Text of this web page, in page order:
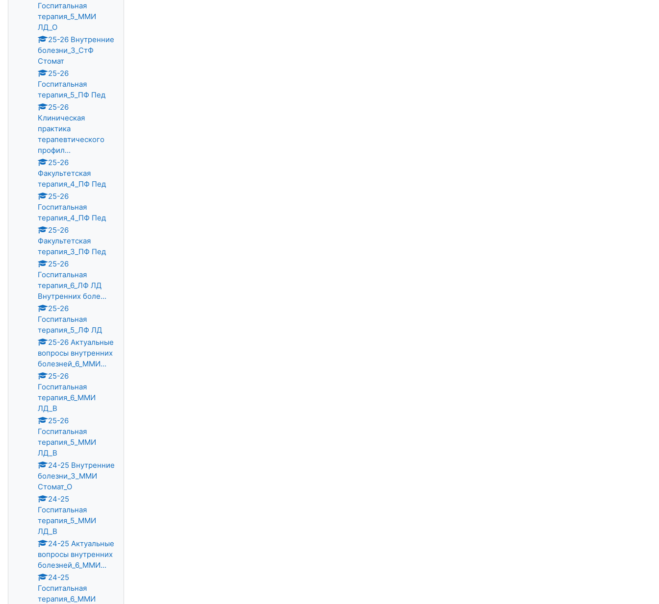
Госпитальная
терапия_5_ММИ
ЛД_О
25-26 Внутренние
болезни_3_СтФ
Стомат
25-26
Госпитальная
терапия_5_ПФ Пед
25-26
Клиническая
практика
терапевтического
профил...
25-26
Факультетская
терапия_4_ПФ Пед
25-26
Госпитальная
терапия_4_ПФ Пед
25-26
Факультетская
терапия_3_ПФ Пед
25-26
Госпитальная
терапия_6_ЛФ ЛД
Внутренних боле...
25-26
Госпитальная
терапия_5_ЛФ ЛД
25-26 Актуальные
вопросы внутренних
болезней_6_ММИ...
25-26
Госпитальная
терапия_6_ММИ
ЛД_В
25-26
Госпитальная
терапия_5_ММИ
ЛД_В
24-25 Внутренние
болезни_3_ММИ
Стомат_О
24-25
Госпитальная
терапия_5_ММИ
ЛД_В
24-25 Актуальные
вопросы внутренних
болезней_6_ММИ...
24-25
Госпитальная
терапия_6_ММИ